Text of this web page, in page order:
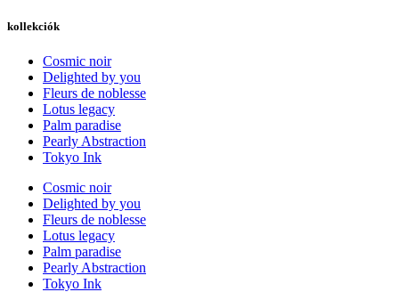
kollekciók
Cosmic noir
Delighted by you
Fleurs de noblesse
Lotus legacy
Palm paradise
Pearly Abstraction
Tokyo Ink
Cosmic noir
Delighted by you
Fleurs de noblesse
Lotus legacy
Palm paradise
Pearly Abstraction
Tokyo Ink